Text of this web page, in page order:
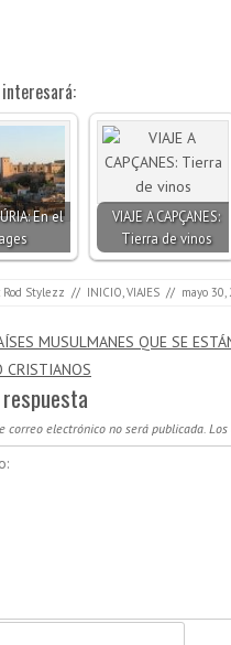
En el
VIAJE A CAPÇANES:
Tierra de vinos
Rod Stylezz // INICIO VIAJES // mayo 30,
entradasMUSULMANES QUE SE
CRISTIANOS
correo electrónico no será publicada. Los